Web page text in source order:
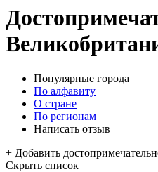
Популярные города
По алфавиту
О стране
По регионам
Написать отзыв
+ Добавить
Скрыть список